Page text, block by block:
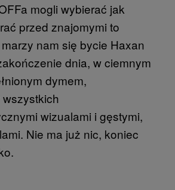
mogli wybierać jak
przed znajomymi to
nam się bycie Haxan
dnia, w ciemnym
dymem,
wizualami i gęstymi,
Nie ma już nic, koniec